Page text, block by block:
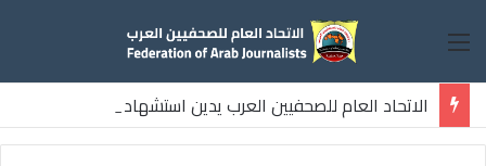
القائمة
الاتحاد العام للصحفيين العرب يدين استشهاد
ثلاثة صحفيين فلسطينيين باستهداف إسرائيلي وسط قطاع غزة